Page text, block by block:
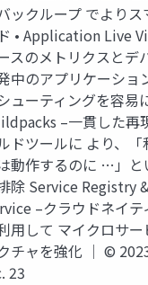
ックループ でより
• Application Live
スのメトリクスとデ
中のアプリケーショ
ューティングを容易
–⼀貫した再
ドツールに より、
動作するのに …」と
除 Service Registry
–クラウドネイテ
⽤して マイクロサ
チャを強化 │ ©
23